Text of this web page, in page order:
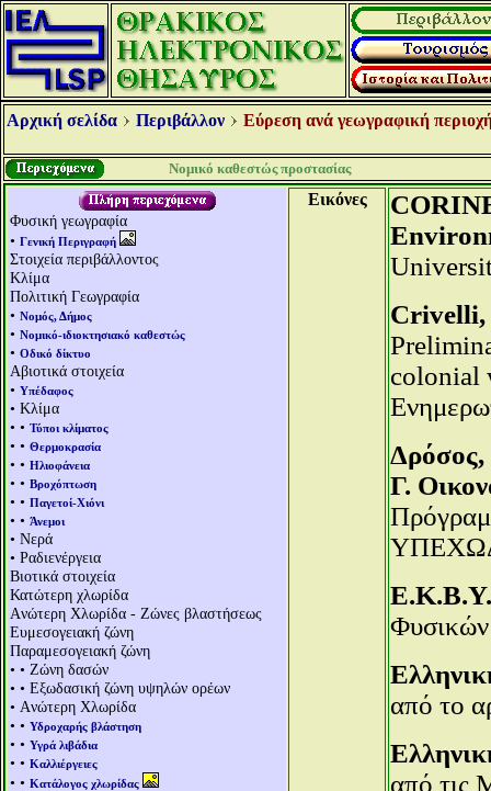
Αρχική σελίδα Περιβάλλον Εύρεση ανά γεωγραφική
Νομικό καθεστώς προστασίας
Φυσική γεωγραφία
• Γενική Περιγραφή
Στοιχεία περιβάλλοντος
Κλίμα
Πολιτική Γεωγραφία
• Νομός, Δήμος
• Νομικό-ιδιοκτησιακό καθεστώς
• Οδικό δίκτυο
Αβιοτικά στοιχεία
• Υπέδαφος
• Κλίμα
• • Τύποι κλίματος
• • Θερμοκρασία
• • Ηλιοφάνεια
• • Βροχόπτωση
• • Παγετοί-Χιόνι
• • Άνεμοι
• Νερά
• Ραδιενέργεια
Βιοτικά στοιχεία
Κατώτερη χλωρίδα
Aνώτερη Χλωρίδα - Ζώνες βλαστήσεως
Ευμεσογειακή ζώνη
Παραμεσογειακή ζώνη
• • Ζώνη δασών
• • Εξωδασική ζώνη υψηλών ορέων
• Aνώτερη Χλωρίδα
• • Υδροχαρής βλάστηση
• • Υγρά λιβάδια
• • Καλλιέργειες
• • Κατάλογος χλωρίδας
Εικόνες
Crivelli,
colonial
Γ.
από το
από τις